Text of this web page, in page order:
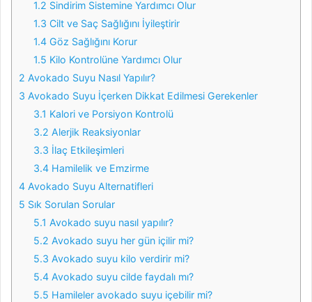
1.2 Sindirim Sistemine Yardımcı Olur
1.3 Cilt ve Saç Sağlığını İyileştirir
1.4 Göz Sağlığını Korur
1.5 Kilo Kontrolüne Yardımcı Olur
2 Avokado Suyu Nasıl Yapılır?
3 Avokado Suyu İçerken Dikkat Edilmesi Gerekenler
3.1 Kalori ve Porsiyon Kontrolü
3.2 Alerjik Reaksiyonlar
3.3 İlaç Etkileşimleri
3.4 Hamilelik ve Emzirme
4 Avokado Suyu Alternatifleri
5 Sık Sorulan Sorular
5.1 Avokado suyu nasıl yapılır?
5.2 Avokado suyu her gün içilir mi?
5.3 Avokado suyu kilo verdirir mi?
5.4 Avokado suyu cilde faydalı mı?
5.5 Hamileler avokado suyu içebilir mi?